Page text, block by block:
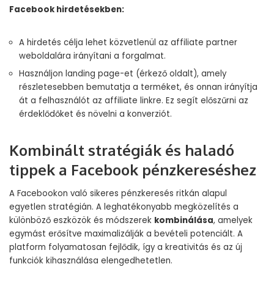
Facebook hirdetésekben:
A hirdetés célja lehet közvetlenül az affiliate partner
weboldalára irányítani a forgalmat.
Használjon landing page-et (érkező oldalt), amely
részletesebben bemutatja a terméket, és onnan irányítja
át a felhasználót az affiliate linkre. Ez segít előszűrni az
érdeklődőket és növelni a konverziót.
Kombinált stratégiák és haladó
tippek a Facebook pénzkereséshez
A Facebookon való sikeres pénzkeresés ritkán alapul
egyetlen stratégián. A leghatékonyabb megközelítés a
különböző eszközök és módszerek kombinálása, amelyek
egymást erősítve maximalizálják a bevételi potenciált. A
platform folyamatosan fejlődik, így a kreativitás és az új
funkciók kihasználása elengedhetetlen.